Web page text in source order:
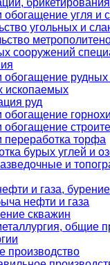
брикетирования
угля и
угольных и
сооружений
обогащение
ископаемых
руд
торфа
бурых углей и
и
и газа,
нефти и газа
скважин
общие
производство